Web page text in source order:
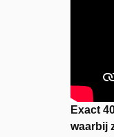
Exact
waarbij